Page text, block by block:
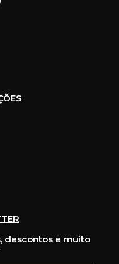
descontos e muito